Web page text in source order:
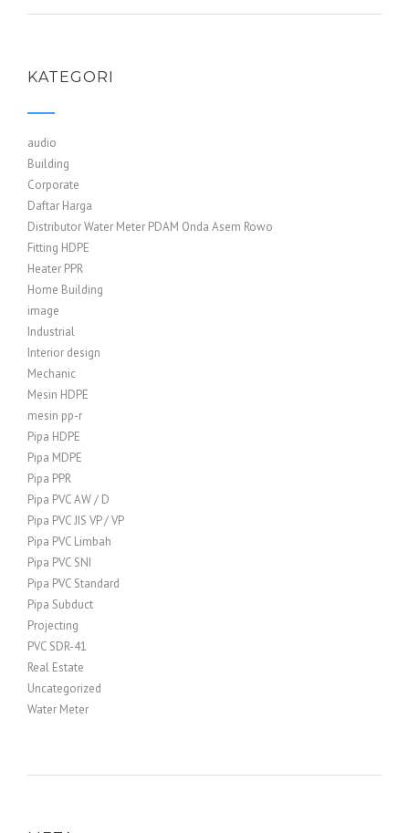
KATEGORI
audio
Building
Corporate
Daftar Harga
Distributor Water Meter PDAM Onda Asem Rowo
Fitting HDPE
Heater PPR
Home Building
image
Industrial
Interior design
Mechanic
Mesin HDPE
mesin pp-r
Pipa HDPE
Pipa MDPE
Pipa PPR
Pipa PVC AW / D
Pipa PVC JIS VP / VP
Pipa PVC Limbah
Pipa PVC SNI
Pipa PVC Standard
Pipa Subduct
Projecting
PVC SDR-41
Real Estate
Uncategorized
Water Meter